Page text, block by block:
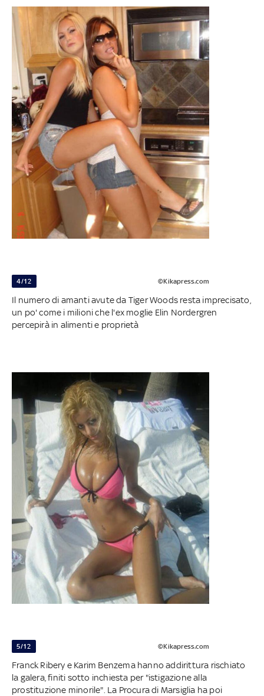
4/12 ©Kikapress.com
Il numero di amanti avute da Tiger Woods resta imprecisato,
un po' come i milioni che l'ex moglie Elin Nordergren
percepirà in alimenti e proprietà
5/12 ©Kikapress.com
Franck Ribery e Karim Benzema hanno addirittura rischiato
la galera, finiti sotto inchiesta per "istigazione alla
prostituzione minorile". La Procura di Marsiglia ha poi